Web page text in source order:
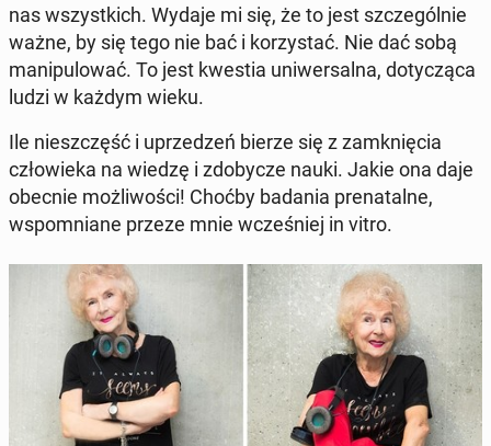
nas wszyst­kich. Wydaje mi się, że to jest szcze­gól­nie
ważne, by się tego nie bać i ko­rzy­stać. Nie dać sobą
ma­ni­pu­lo­wać. To jest kwestia uni­wer­sal­na, do­ty­czą­ca
ludzi w każdym wieku.
Ile nie­szczęść i uprze­dzeń bierze się z za­mknię­cia
czło­wie­ka na wiedzę i zdo­by­cze nauki. Jakie ona daje
obecnie moż­li­wo­ści! Choćby badania pre­na­tal­ne,
wspo­mnia­ne przeze mnie wcze­śniej in vitro.